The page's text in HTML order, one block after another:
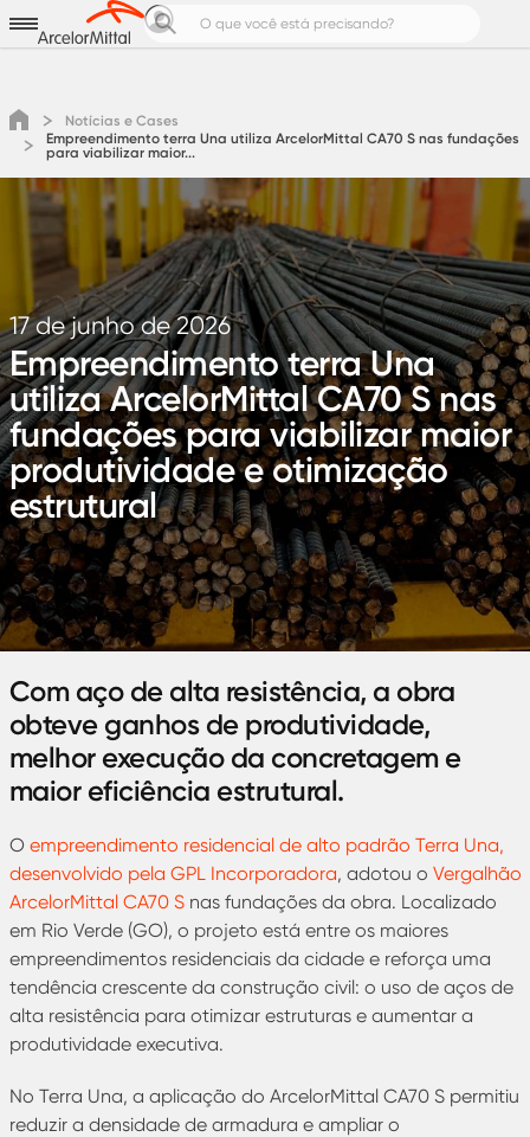
Notícias e Cases
Calculadoras de Aço
Pedreiro Top
Área do cliente
Cotação
Notícias e Cases
Empreendimento terra Una utiliza ArcelorMittal CA70 S nas fundações
para viabilizar maior...
17 de junho de 2026
Empreendimento terra Una
utiliza ArcelorMittal CA70 S nas
fundações para viabilizar maior
produtividade e otimização
estrutural
Com aço de alta resistência, a obra
obteve ganhos de produtividade,
melhor execução da concretagem e
maior eficiência estrutural.
O empreendimento residencial de alto padrão Terra Una,
desenvolvido pela GPL Incorporadora, adotou o Vergalhão
ArcelorMittal CA70 Snas fundações da obra. Localizado
em Rio Verde (GO), o projeto está entre os maiores
empreendimentos residenciais da cidade e reforça uma
tendência crescente da construção civil: o uso de aços de
alta resistência para otimizar estruturas e aumentar a
produtividade executiva.
No Terra Una, a aplicação do ArcelorMittal CA70 S permitiu
reduzir a densidade de armadura e ampliar o